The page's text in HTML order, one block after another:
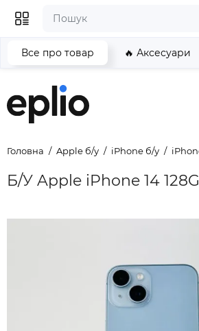
Головна Apple б/у iPhone б/у
Б/У Apple iPhone 14
Все про товар 🔥 Аксесуари